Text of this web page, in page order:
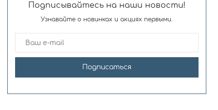
Подписывайтесь на наши новости!
Узнавайте о новинках и акциях первыми.
Подписаться